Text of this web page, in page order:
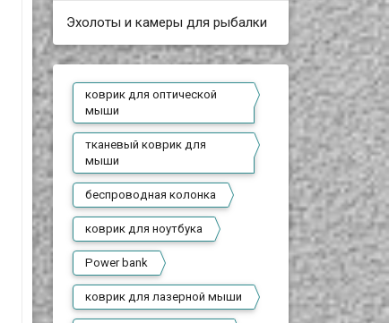
Эхолоты и камеры для рыбалки
коврик для оптической
мыши
тканевый коврик для
мыши
беспроводная колонка
коврик для ноутбука
Power bank
коврик для лазерной мыши